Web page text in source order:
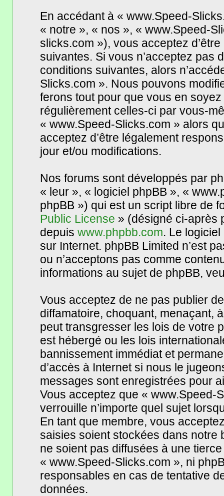
En accédant à « www.Speed-
« notre », « nos », « www.Speed-
slicks.com »), vous acceptez
suivantes. Si vous n’acceptez pas
conditions suivantes, alors
Slicks.com ». Nous pouvons
ferons tout pour que vous en
régulièrement celles-ci par vous-
« www.Speed-Slicks.com » alors
acceptez d’être légalement
jour et/ou modifications.
Nos forums sont développés par
« leur », « logiciel phpBB », «
phpBB ») qui est un script libre de
Public License » (désigné ci-après
depuis www.phpbb.com. Le
sur Internet. phpBB Limited n’est
ou n’acceptons pas comme
informations au sujet de phpBB,
Vous acceptez de ne pas publier
diffamatoire, choquant, menaçant,
peut transgresser les lois de votre
est hébergé ou les lois
bannissement immédiat et
d’accès à Internet si nous le
messages sont enregistrées pour
Vous acceptez que « www.Speed-
verrouille n’importe quel sujet
En tant que membre, vous
saisies soient stockées dans notre
ne soient pas diffusées à une
« www.Speed-Slicks.com », ni
responsables en cas de tentative
données.